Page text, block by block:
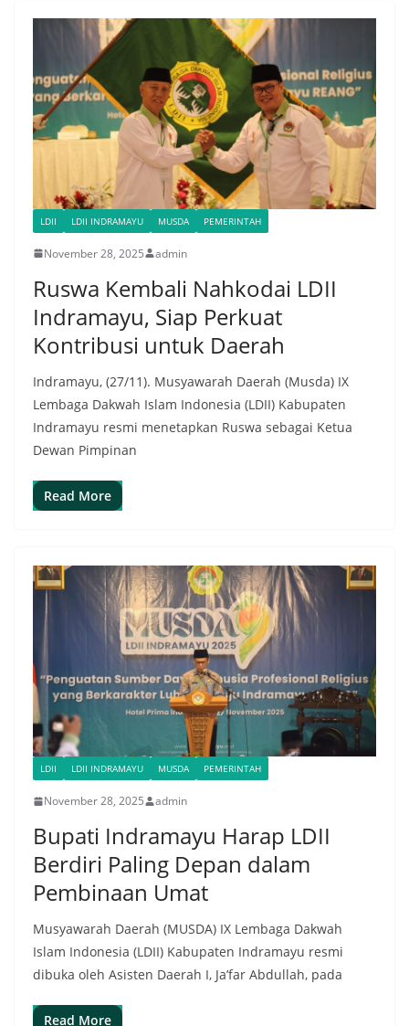
LDII LDII INDRAMAYU MUSDA PEMERINTAH
November 28, 2025 admin
Ruswa Kembali Nahkodai LDII
Indramayu, Siap Perkuat
Kontribusi untuk Daerah
Indramayu, (27/11). Musyawarah Daerah (Musda) IX
Lembaga Dakwah Islam Indonesia (LDII) Kabupaten
Indramayu resmi menetapkan Ruswa sebagai Ketua
Dewan Pimpinan
Read More
LDII LDII INDRAMAYU MUSDA PEMERINTAH
November 28, 2025 admin
Bupati Indramayu Harap LDII
Berdiri Paling Depan dalam
Pembinaan Umat
Musyawarah Daerah (MUSDA) IX Lembaga Dakwah
Islam Indonesia (LDII) Kabupaten Indramayu resmi
dibuka oleh Asisten Daerah I, Ja’far Abdullah, pada
Read More